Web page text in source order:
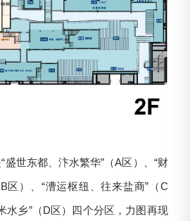
世东都、汴水繁华”（A区）、“财
区）、“漕运枢纽、往来盐商”（C
水乡”（D区）四个分区，力图再现